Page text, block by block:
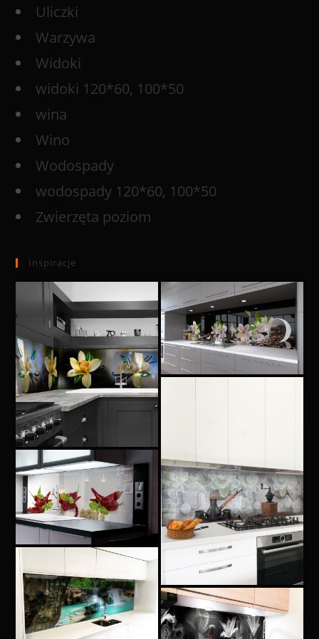
Uliczki
Warzywa
Widoki
widoki 120*60, 100*50
wina
Wino
Wodospady
wodospady 120*60, 100*50
Zwierzęta poziom
Inspiracje